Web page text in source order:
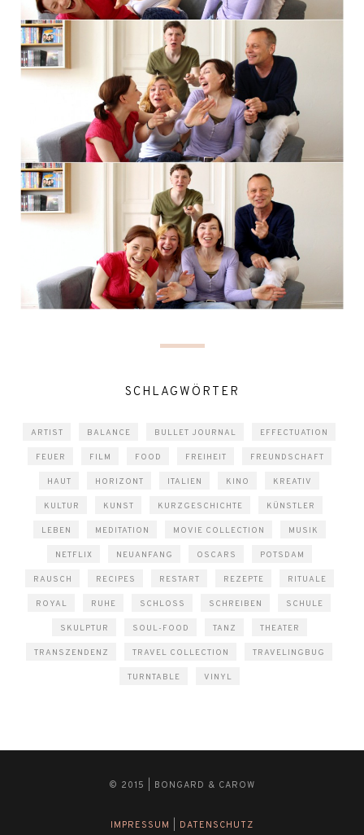
SCHLAGWÖRTER
ARTIST BALANCE BULLET JOURNAL EFFECTUATION
FEUER FILM FOOD FREIHEIT FREUNDSCHAFT
HAUT HORIZONT ITALIEN KINO KREATIV
KULTUR KUNST KURZGESCHICHTE KÜNSTLER
LEBEN MEDITATION MOVIE COLLECTION MUSIK
NETFLIX NEUANFANG OSCARS POTSDAM
RAUSCH RECIPES RESTART REZEPTE RITUALE
ROYAL RUHE SCHLOSS SCHREIBEN SCHULE
SKULPTUR SOUL-FOOD TANZ THEATER
TRANSZENDENZ TRAVEL COLLECTION TRAVELINGBUG
TURNTABLE VINYL
© 2015 | BONGARD & CAROW
IMPRESSUM DATENSCHUTZ